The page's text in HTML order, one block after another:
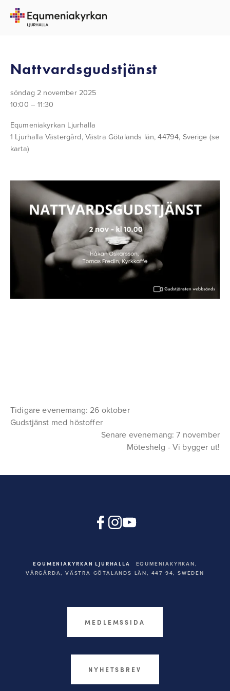
TILLBAKA TILL ALLA EVENEMANG
Nattvardsgudstjänst
söndag 2 november 2025
10:00
11:30
Equmeniakyrkan Ljurhalla
1 Ljurhalla Västergård Västra Götalands län, 44794 Sverige (se
karta)
Tidigare evenemang: 26 oktober
Gudstjänst med höstoffer
Senare evenemang: 7 november
Möteshelg - Vi bygger ut!
EQUMENIAKYRKAN LJURHALLA
EQUMENIAKYRKAN,
VÅRGÅRDA, VÄSTRA GÖTALANDS LÄN, 447 94, SWEDEN
MEDLEMSSIDA
NYHETSBREV